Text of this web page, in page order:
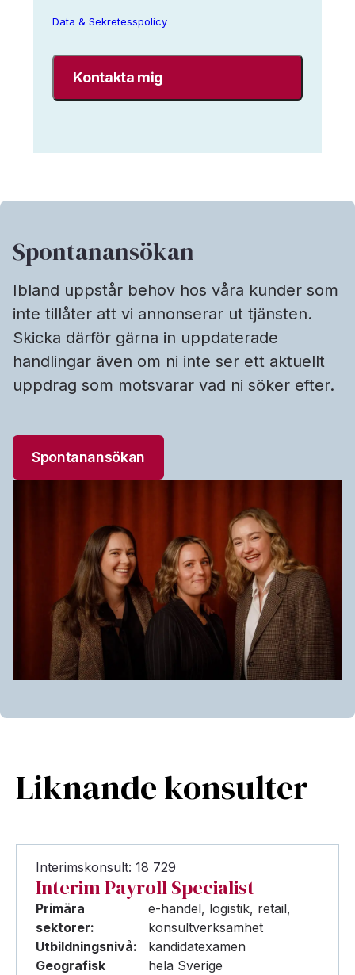
AB
mina
uppgifter
enligt
Interim
&
Data & Sekretesspolicy
Spontanansökan
Ibland uppstår behov hos våra kunder som
inte tillåter att vi annonserar ut tjänsten.
Skicka därför gärna in uppdaterade
handlingar även om ni inte ser ett aktuellt
uppdrag som motsvarar vad ni söker efter.
Spontanansökan
Liknande konsulter
Interimskonsult: 18 729
Interim Payroll Specialist
Primära
sektorer:
e-handel, logistik, retail,
konsultverksamhet
Utbildningsnivå:
kandidatexamen
Geografisk
hela Sverige